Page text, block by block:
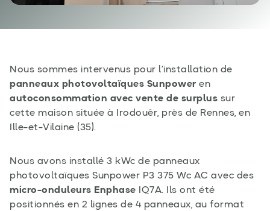
Nous sommes intervenus pour l’installation de
panneaux photovoltaïques Sunpower en
autoconsommation avec vente de surplus sur
cette maison située à Irodouêr, près de Rennes, en
Ille-et-Vilaine (35).
Nous avons installé 3 kWc de panneaux
photovoltaïques Sunpower P3 375 Wc AC avec des
micro-onduleurs Enphase IQ7A. Ils ont été
positionnés en 2 lignes de 4 panneaux, au format